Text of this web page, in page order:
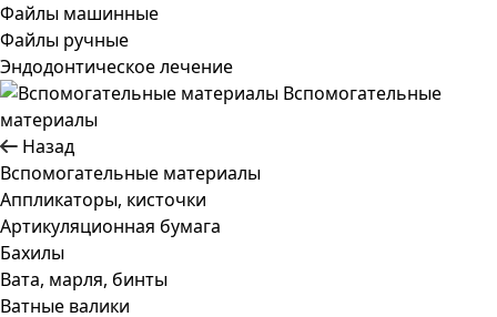
Файлы машинные
Файлы ручные
Эндодонтическое лечение
Вспомогательные
материалы
Назад
Вспомогательные материалы
Аппликаторы, кисточки
Артикуляционная бумага
Бахилы
Вата, марля, бинты
Ватные валики